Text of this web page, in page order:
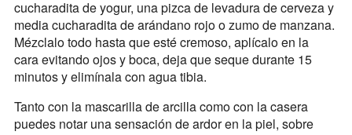
cucharadita de yogur, una pizca de levadura de cerveza y
media cucharadita de arándano rojo o zumo de manzana.
Mézclalo todo hasta que esté cremoso, aplícalo en la
cara evitando ojos y boca, deja que seque durante 15
minutos y elimínala con agua tibia.
Tanto con la mascarilla de arcilla como con la casera
puedes notar una sensación de ardor en la piel, sobre